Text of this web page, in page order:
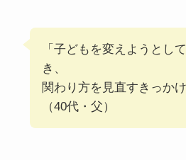
「子どもを変えようとし
き、
関わり方を見直すきっか
（40代・父）